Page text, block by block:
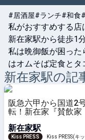
#居酒屋#ランチ#和食
私がおすすめする店
新在家駅から徒歩1
私は晩御飯が困っ
はオムそば定食とタ
新在家駅の記
阪急六甲から国道2
転！新在家『賛飲家
新在家駅
Kiss PRESS
Kiss PRESS(キ